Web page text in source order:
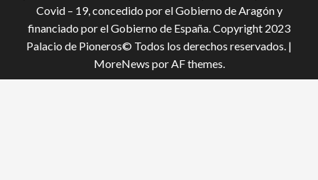
Covid – 19, conce­dido por el Gobierno de Aragón y
financiado por el Gobierno de España. Copyright 2023
Palacio de Pioneros© Todos los derechos reservados. |
MoreNews por AF themes.